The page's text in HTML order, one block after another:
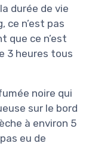
durée de vie
ce n’est pas
que ce n’est
3 heures tous
noire qui
sur le bord
à environ 5
eu de